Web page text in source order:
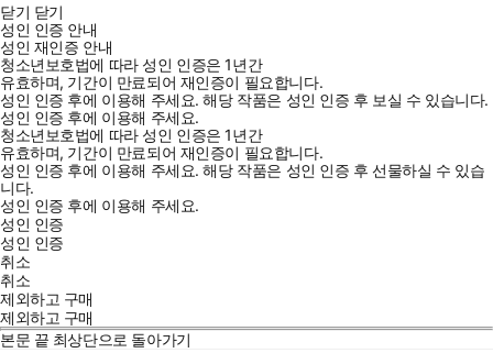
닫기 닫기
성인 인증 안내
성인 재인증 안내
청소년보호법에 따라 성인 인증은 1년간
유효하며, 기간이 만료되어 재인증이 필요합니다.
성인 인증 후에 이용해 주세요.해당 작품은 성인 인증 후 보실 수 있습니다.
성인 인증 후에 이용해 주세요.
청소년보호법에 따라 성인 인증은 1년간
유효하며, 기간이 만료되어 재인증이 필요합니다.
성인 인증 후에 이용해 주세요.해당 작품은 성인 인증 후 선물하실 수 있습
니다.
성인 인증 후에 이용해 주세요.
성인 인증
성인 인증
취소
취소
제외하고 구매
제외하고 구매
본문 끝 최상단으로 돌아가기